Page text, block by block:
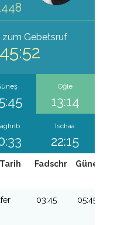
Gebetsruf
Öğle
13:14
Ischaa
22:15
Fadschr Güneş
03:45 05:45